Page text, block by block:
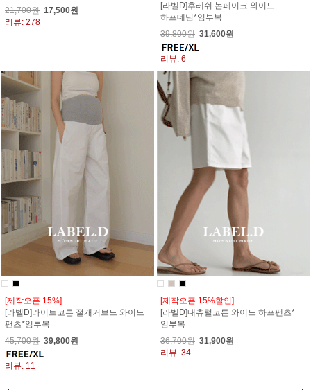
21,700원 17,500원
리뷰: 278
[라벨D]후레쉬 논페이크 와이드
하프데님*임부복
39,800원 31,600원
리뷰: 6
[제작오픈 15%]
[라벨D]라이트코튼 절개커브드 와이드
팬츠*임부복
45,700원 39,800원
리뷰: 11
[제작오픈 15%할인]
[라벨D]내츄럴코튼 와이드 하프팬츠*
임부복
36,700원 31,900원
리뷰: 34